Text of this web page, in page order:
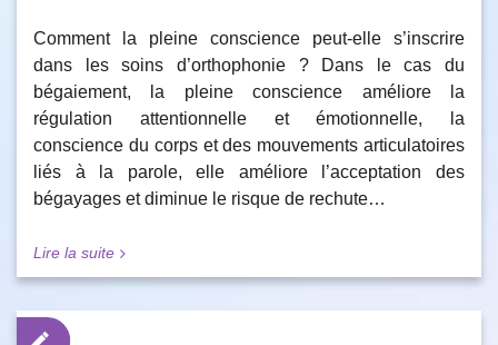
Comment la pleine conscience peut-elle s’inscrire
dans les soins d’orthophonie ? Dans le cas du
bégaiement, la pleine conscience améliore la
régulation attentionnelle et émotionnelle, la
conscience du corps et des mouvements articulatoires
liés à la parole, elle améliore l’acceptation des
bégayages et diminue le risque de rechute…
Lire la suite